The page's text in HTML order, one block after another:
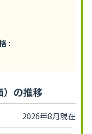
:
）の推移
2026年8月現在